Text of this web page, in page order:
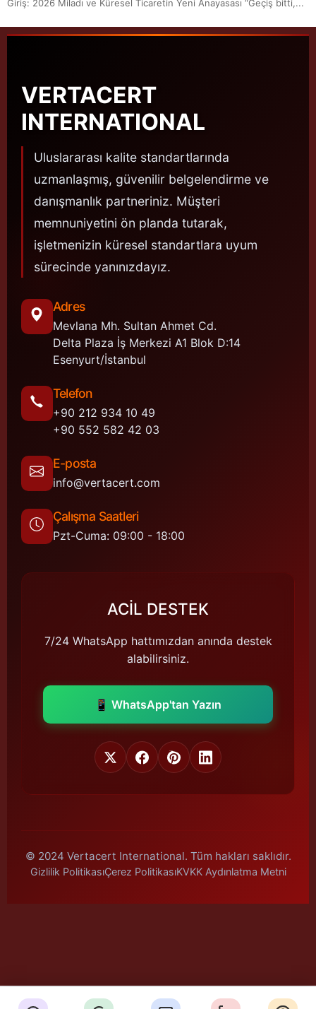
Giriş: 2026 Miladı ve Küresel Ticaretin Yeni Anayasası “Geçiş bitti,...
VERTACERT
INTERNATIONAL
Uluslararası kalite standartlarında
uzmanlaşmış, güvenilir belgelendirme ve
danışmanlık partneriniz. Müşteri
memnuniyetini ön planda tutarak,
işletmenizin küresel standartlara uyum
sürecinde yanınızdayız.
Adres
Mevlana Mh. Sultan Ahmet Cd.
Delta Plaza İş Merkezi A1 Blok D:14
Esenyurt/İstanbul
Telefon
+90 212 934 10 49
+90 552 582 42 03
E-posta
info@vertacert.com
Çalışma Saatleri
Pzt-Cuma: 09:00 - 18:00
ACİL DESTEK
7/24 WhatsApp hattımızdan anında destek
alabilirsiniz.
📱 WhatsApp'tan Yazın
© 2024 Vertacert International. Tüm hakları saklıdır.
Gizlilik PolitikasıÇerez PolitikasıKVKK Aydınlatma Metni